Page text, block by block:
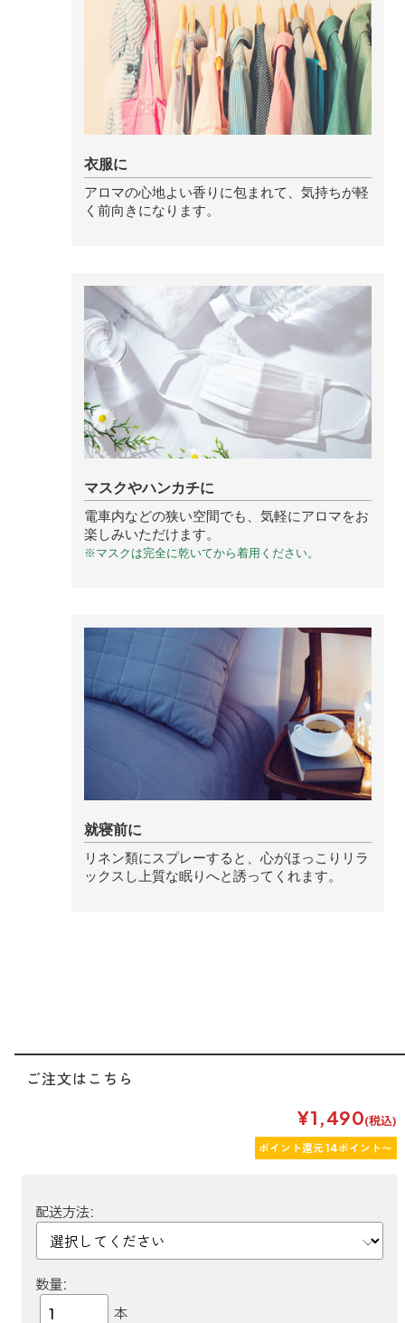
アロミックデオ
(冷寒)
リラックスタイム
オレンジ
レモン
ベルガモット
マスク用
マスクフレッシュ
キッチン用
forキッチン
よくあるご質問、お問い合わせ
衣服に
アロマの心地よい香りに包まれて、気持ちが軽
く前向きになります。
マスクやハンカチに
電車内などの狭い空間でも、気軽にアロマをお
楽しみいただけます。
※マスクは完全に乾いてから着用ください。
就寝前に
リネン類にスプレーすると、心がほっこりリラ
ックスし上質な眠りへと誘ってくれます。
ご注文はこちら
¥1,490(税込)
ポイント還元 14ポイント〜
配送方法:
数量:
本